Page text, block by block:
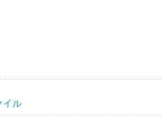
イル